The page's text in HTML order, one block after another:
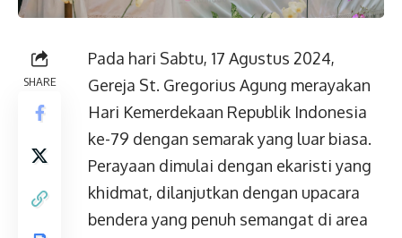
SHARE
Pada hari Sabtu, 17 Agustus 2024,
Gereja St. Gregorius Agung merayakan
Hari Kemerdekaan Republik Indonesia
ke-79 dengan semarak yang luar biasa.
Perayaan dimulai dengan ekaristi yang
khidmat, dilanjutkan dengan upacara
bendera yang penuh semangat di area